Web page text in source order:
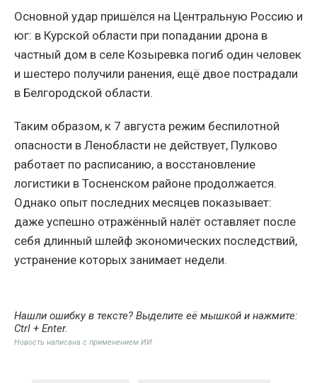
Основной удар пришёлся на Центральную Россию и
юг: в Курской области при попадании дрона в
частный дом в селе Козыревка погиб один человек
и шестеро получили ранения, ещё двое пострадали
в Белгородской области.
Таким образом, к 7 августа режим беспилотной
опасности в Ленобласти не действует, Пулково
работает по расписанию, а восстановление
логистики в Тосненском районе продолжается.
Однако опыт последних месяцев показывает:
даже успешно отражённый налёт оставляет после
себя длинный шлейф экономических последствий,
устранение которых занимает недели.
Нашли ошибку в тексте? Выделите её мышкой и нажмите:
Ctrl + Enter.
Новость написана с применением ИИ